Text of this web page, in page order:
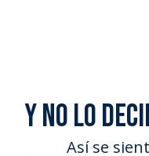
y no lo
Así se